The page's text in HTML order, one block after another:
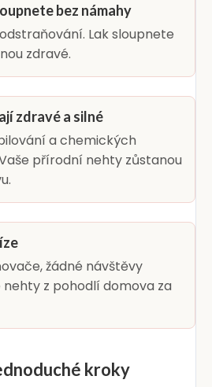
bez námahy
Lak sloupnete
zdravé.
zdravé a silné
a chemických
přírodní nehty zůstanou
žádné návštěvy
nehty z pohodlí domova za
kroky